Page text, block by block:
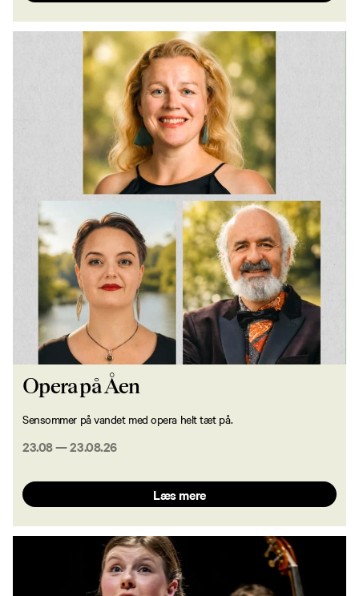
Opera på Åen
Sensommer på vandet med opera helt tæt på.
23.08—23.08.26
Læs mere